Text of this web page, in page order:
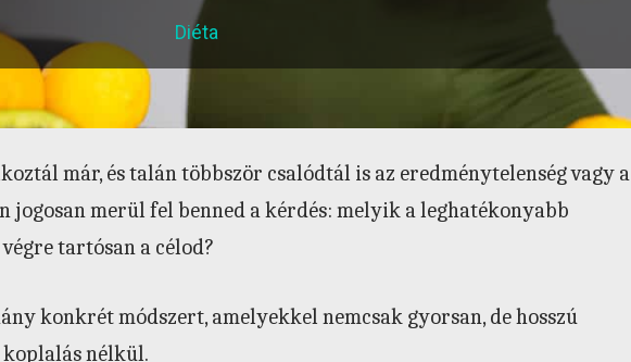
Diéta
már, és talán többször csalódtál is az eredménytelenség vagy a
jogosan merül fel benned a kérdés: melyik a leghatékonyabb
tartósan a célod?
konkrét módszert, amelyekkel nemcsak gyorsan, de hosszú
koplalás nélkül.